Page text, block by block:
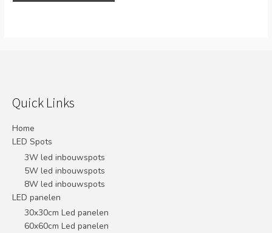
Quick Links
Home
LED Spots
3W led inbouwspots
5W led inbouwspots
8W led inbouwspots
LED panelen
30x30cm Led panelen
60x60cm Led panelen